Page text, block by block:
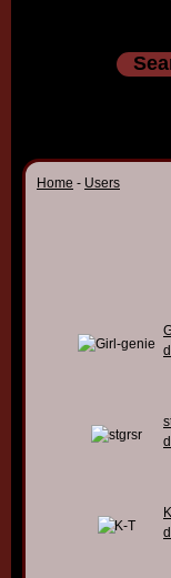
Home - Users